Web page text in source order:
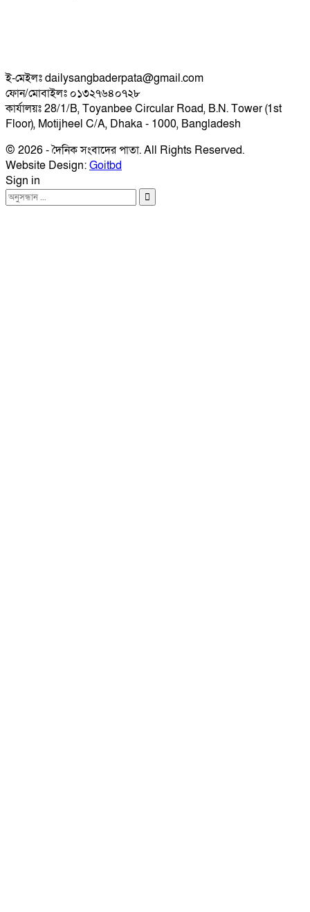
ই-মেইলঃ dailysangbaderpata@gmail.com
ফোন/মোবাইলঃ ০১৩২৭৬৪০৭২৮
কার্যালয়ঃ 28/1/B, Toyanbee Circular Road, B.N. Tower (1st
Floor), Motijheel C/A, Dhaka - 1000, Bangladesh
© 2026 - দৈনিক সংবাদের পাতা. All Rights Reserved.
Website Design:Goitbd
Sign in